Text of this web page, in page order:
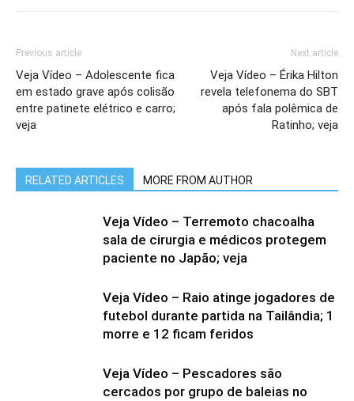
Previous article
Veja Vídeo – Adolescente fica
em estado grave após colisão
entre patinete elétrico e carro;
veja
Next article
Veja Vídeo – Érika Hilton
revela telefonema do SBT
após fala polêmica de
Ratinho; veja
RELATED ARTICLES MORE FROM AUTHOR
Veja Vídeo – Terremoto chacoalha
sala de cirurgia e médicos protegem
paciente no Japão; veja
Veja Vídeo – Raio atinge jogadores de
futebol durante partida na Tailândia; 1
morre e 12 ficam feridos
Veja Vídeo – Pescadores são
cercados por grupo de baleias no